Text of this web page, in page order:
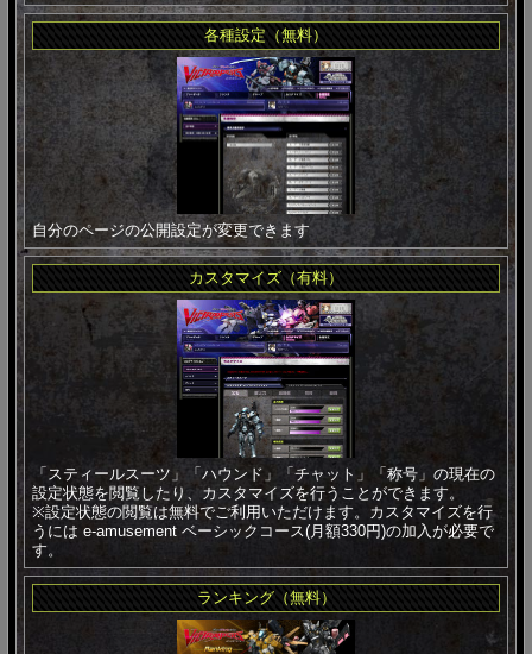
各種設定（無料）
自分のページの公開設定が変更できます
カスタマイズ（有料）
「スティールスーツ」「ハウンド」「チャット」「称号」の現在の
設定状態を閲覧したり、カスタマイズを行うことができます。
※設定状態の閲覧は無料でご利用いただけます。カスタマイズを行
うには e-amusement ベーシックコース(月額330円)の加入が必要で
す。
ランキング（無料）